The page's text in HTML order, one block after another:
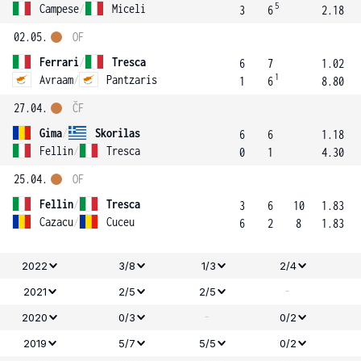
Campese/ Miceli
3
6 5
2.18
02.05.
Ferrari/
Tresca
Avraam/ Pantzaris
OF
6
1
7
6 1
1.02
8.80
27.04.
Gima/
Skorilas
Fellin/ Tresca
ČF
6
0
6
1
1.18
4.30
25.04.
Fellin/
Tresca
Cazacu/ Cuceu
OF
3
6
6
2
10
8
1.83
1.83
2022 3/8 1/3
2/4
2021
2/5 2/5 -
2020 0/3 -
0/2
2019
5/7 5/5
0/2